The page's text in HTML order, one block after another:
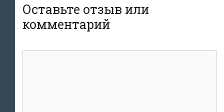
Оставьте отзыв или
комментарий